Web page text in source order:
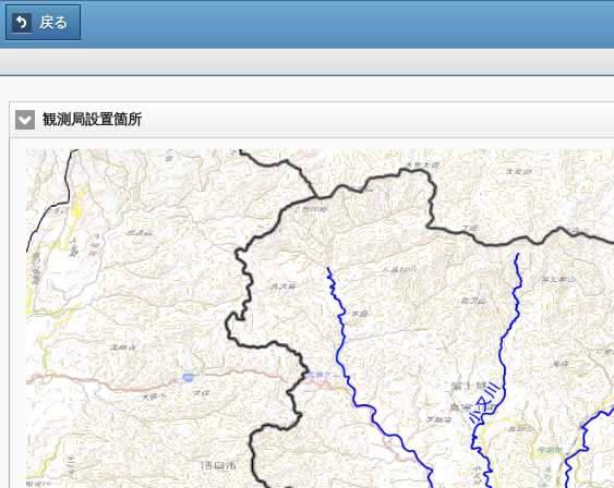
戻る
観測局設置箇所